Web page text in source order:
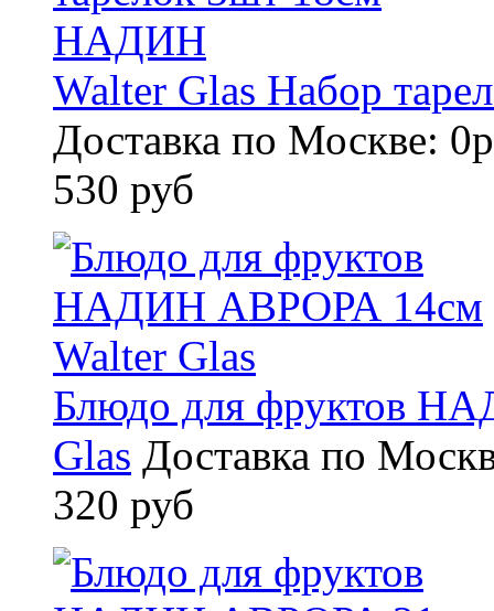
Walter Glas Набор
Доставка по Москве:
530 руб
Блюдо для фруктов
Glas Доставка по
320 руб